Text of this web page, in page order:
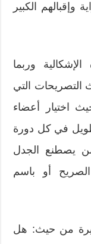
وإقبالهم الكبير
وربما
التصريحات التي
اختيار أعضاء
طويل في كل دورة
يصطنع الجدل
أو باسم
من حيث: هل